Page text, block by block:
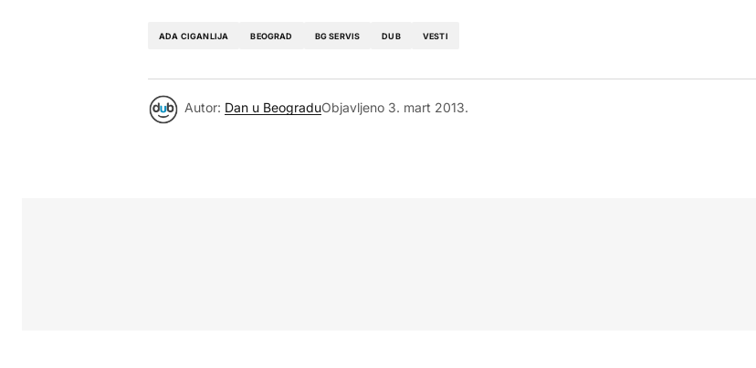
ADA CIGANLIJA BEOGRAD BG SERVIS DUB VESTI
Autor: Dan u BeograduObjavljeno 3. mart 2013.